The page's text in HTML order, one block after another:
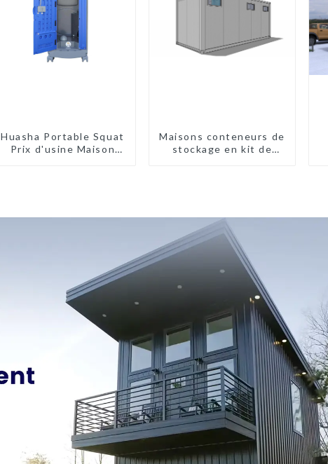
Huasha Portable Squat
Prix d'usine Maison
Maisons conteneurs de
stockage en kit de